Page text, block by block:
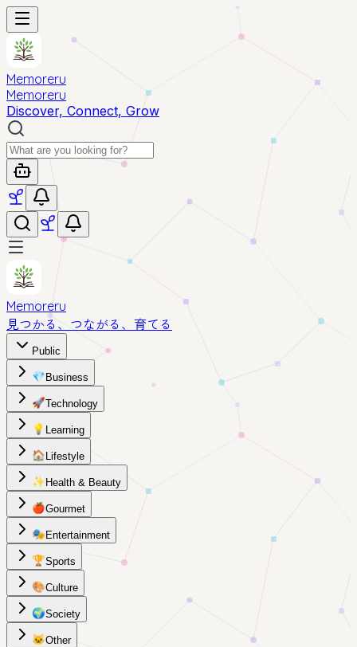
Memoreru
Memoreru
Discover, Connect, Grow
Memoreru
見つかる、つながる、育てる
Public
💎 Business
🚀Technology
💡 Learning
🏠 Lifestyle
✨ Health & Beauty
🍎Gourmet
🎭 Entertainment
🏆Sports
🎨Culture
🌍Society
🐱Other